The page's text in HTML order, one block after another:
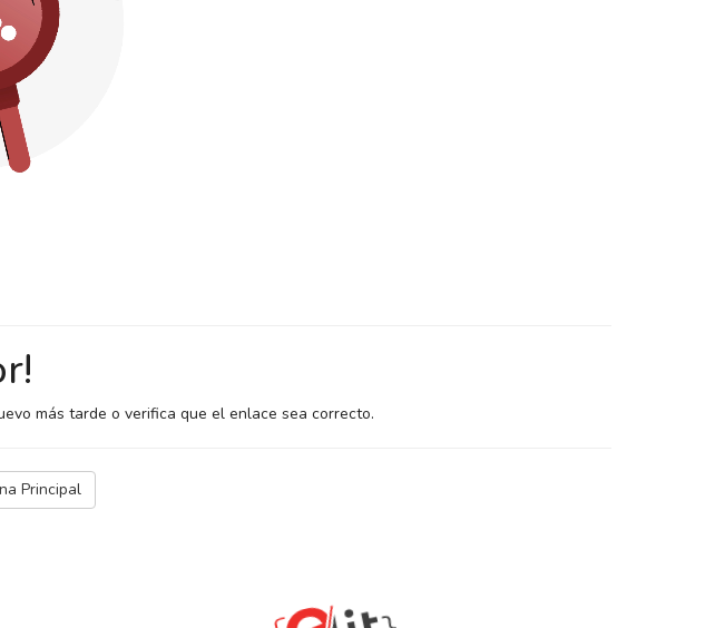
más tarde o verifica que el enlace sea correcto.
Principal